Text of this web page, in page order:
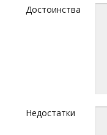
Достоинства
Недостатки